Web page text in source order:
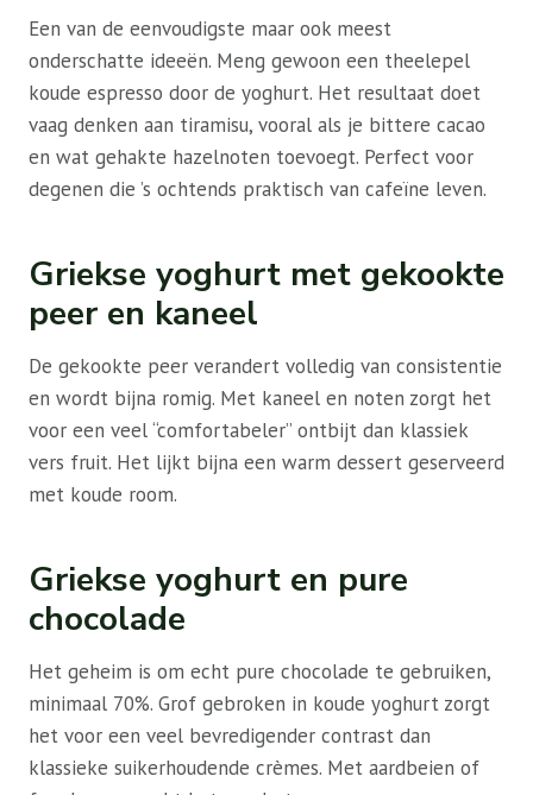
Een van de eenvoudigste maar ook meest
onderschatte ideeën. Meng gewoon een theelepel
koude espresso door de yoghurt. Het resultaat doet
vaag denken aan tiramisu, vooral als je bittere cacao
en wat gehakte hazelnoten toevoegt. Perfect voor
degenen die ’s ochtends praktisch van cafeïne leven.
Griekse yoghurt met gekookte
peer en kaneel
De gekookte peer verandert volledig van consistentie
en wordt bijna romig. Met kaneel en noten zorgt het
voor een veel “comfortabeler” ontbijt dan klassiek
vers fruit. Het lijkt bijna een warm dessert geserveerd
met koude room.
Griekse yoghurt en pure
chocolade
Het geheim is om echt pure chocolade te gebruiken,
minimaal 70%. Grof gebroken in koude yoghurt zorgt
het voor een veel bevredigender contrast dan
klassieke suikerhoudende crèmes. Met aardbeien of